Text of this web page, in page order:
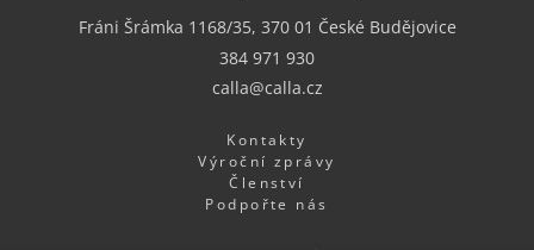
Fráni Šrámka 1168/35, 370 01 České Budějovice
384 971 930
calla@calla.cz
Kontakty
Výroční zprávy
Členství
Podpořte nás